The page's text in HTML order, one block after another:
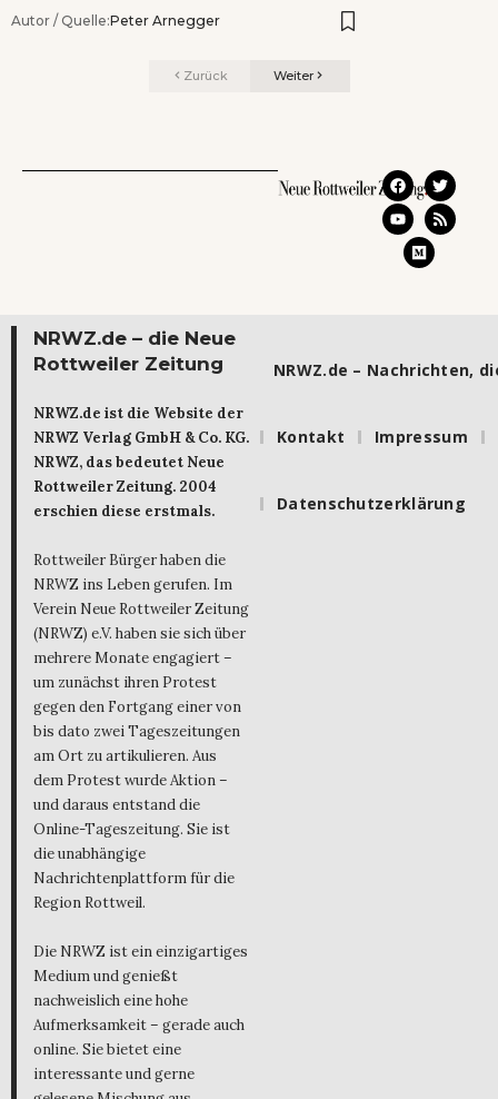
Autor / Quelle:Peter Arnegger
Zurück Weiter
NRWZ.de – die Neue
Rottweiler Zeitung
NRWZ.de ist die Website der
NRWZ Verlag GmbH & Co. KG.
NRWZ, das bedeutet Neue
Rottweiler Zeitung. 2004
erschien diese erstmals.
Rottweiler Bürger haben die
NRWZ ins Leben gerufen. Im
Verein Neue Rottweiler Zeitung
(NRWZ) e.V. haben sie sich über
mehrere Monate engagiert –
um zunächst ihren Protest
gegen den Fortgang einer von
bis dato zwei Tageszeitungen
am Ort zu artikulieren. Aus
dem Protest wurde Aktion –
und daraus entstand die
Online-Tageszeitung. Sie ist
die unabhängige
Nachrichtenplattform für die
Region Rottweil.
Die NRWZ ist ein einzigartiges
Medium und genießt
nachweislich eine hohe
Aufmerksamkeit – gerade auch
online. Sie bietet eine
interessante und gerne
NRWZ.de – Nachrichten,
Kontakt Impressum
Datenschutzerklärung